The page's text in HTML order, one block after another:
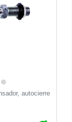
autocierre